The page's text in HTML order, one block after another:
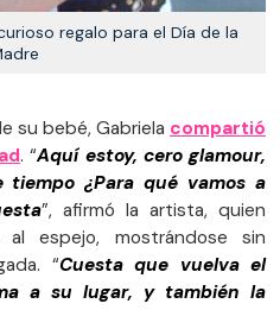
regalo para el Día de la
su bebé, Gabriela compartió
. “Aquí estoy, cero glamour,
¿Para qué vamos a
”, afirmó la artista, quien
espejo, mostrándose sin
“Cuesta que vuelva el
a su lugar, y también la